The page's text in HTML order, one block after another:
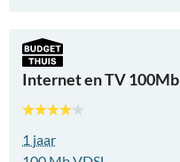
Internet en TV 100Mb
1 jaar